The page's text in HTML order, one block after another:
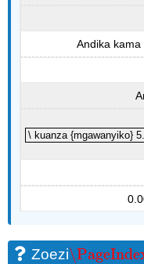
Andika kama
\ kuanza {mgawanyiko}
\ kuanza
Zoezi